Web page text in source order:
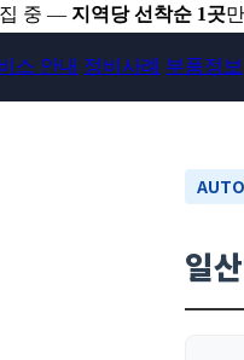
집 중 — 지역당 선착순 1곳
스 안내 정비사례 부품정보
에어컨 바람이 안
일